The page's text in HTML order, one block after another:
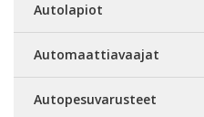
Autolapiot
Automaattiavaajat
Autopesuvarusteet